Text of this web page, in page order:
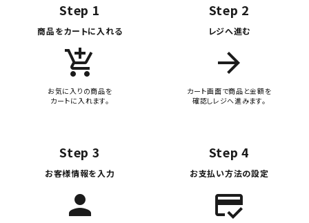
Step 1
商品をカートに入れる
add_shopping_cart
お気に入りの商品を
カートに入れます。
Step 2
レジへ進む
arrow_forward
カート画面で商品と金額を
確認しレジへ進みます。
Step 3
お客様情報を入力
person
Step 4
お支払い方法の設定
credit_score